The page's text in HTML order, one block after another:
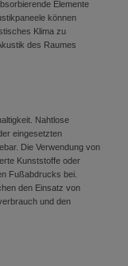
Elemente
können
Klima zu
des Raumes
Nahtlose
eingesetzten
Die Verwendung von
Kunststoffe oder
Fußabdrucks bei.
den Einsatz von
und den